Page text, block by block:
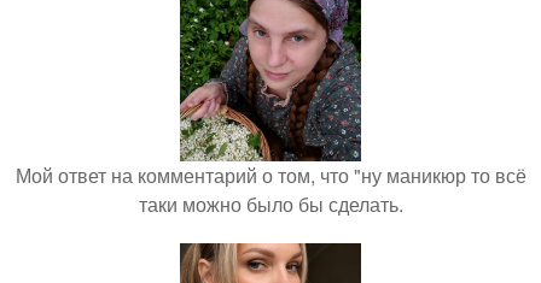
Мой ответ на комментарий о том, что "ну маникюр то всё
таки можно было бы сделать.